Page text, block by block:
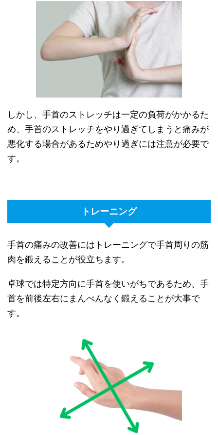
しかし、手首のストレッチは一定の負荷がかかるた
め、手首のストレッチをやり過ぎてしまうと痛みが
悪化する場合があるためやり過ぎには注意が必要で
す。
トレーニング
手首の痛みの改善にはトレーニングで手首周りの筋
肉を鍛えることが役立ちます。
卓球では特定方向に手首を使いがちであるため、手
首を前後左右にまんべんなく鍛えることが大事で
す。